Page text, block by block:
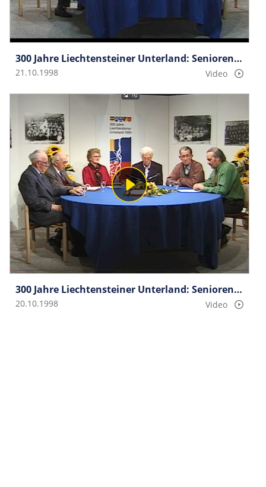
300 Jahre Liechtensteiner Unterland: Seniorengespräche Gruppe 4
21.10.1998 Video
300 Jahre Liechtensteiner Unterland: Seniorengespräche Gruppe 2
20.10.1998 Video